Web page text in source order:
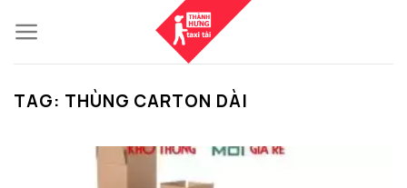
to
content
TAG: THÙNG CARTON DÀI